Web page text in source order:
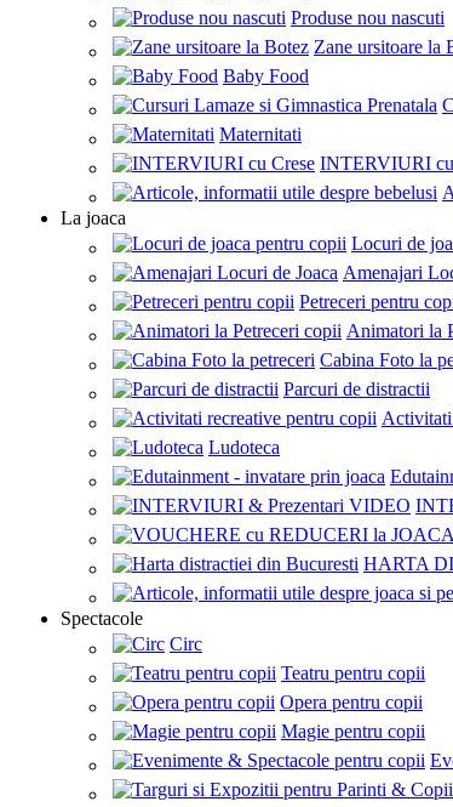
Produse nou nascuti
Zane ursitoare la
Baby Food
Maternitati
INTERVIURI cu
La joaca
Locuri de
Amenajari
Petreceri pentru
Animatori la
Cabina Foto la
Parcuri de distractii
Activitati
Ludoteca
HARTA
Spectacole
Circ
Teatru pentru copii
Opera pentru copii
Magie pentru copii